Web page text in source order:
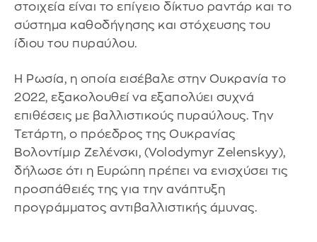
στοιχεία είναι το επίγειο δίκτυο ραντάρ και το
σύστημα καθοδήγησης και στόχευσης του
ίδιου του πυραύλου.
Η Ρωσία, η οποία εισέβαλε στην Ουκρανία το
2022, εξακολουθεί να εξαπολύει συχνά
επιθέσεις με βαλλιστικούς πυραύλους. Την
Τετάρτη, ο πρόεδρος της Ουκρανίας
Βολοντίμιρ Ζελένσκι, (Volodymyr Zelenskyy),
δήλωσε ότι η Ευρώπη πρέπει να ενισχύσει τις
προσπάθειές της για την ανάπτυξη
προγράμματος αντιβαλλιστικής άμυνας.